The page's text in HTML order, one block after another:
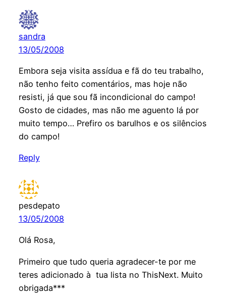
sandra
13/05/2008
Embora seja visita assídua e fã do teu trabalho,
não tenho feito comentários, mas hoje não
resisti, já que sou fã incondicional do campo!
Gosto de cidades, mas não me aguento lá por
muito tempo… Prefiro os barulhos e os silêncios
do campo!
Reply
pesdepato
13/05/2008
Olá Rosa,
Primeiro que tudo queria agradecer-te por me
teres adicionado à tua lista no ThisNext. Muito
obrigada***